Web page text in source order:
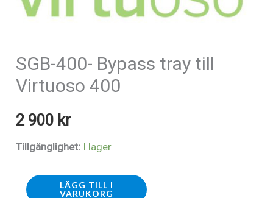
SGB-400- Bypass tray till
Virtuoso 400
2 900 kr
Tillgänglighet: I lager
SGB-
LÄGG TILL I
VARUKORG